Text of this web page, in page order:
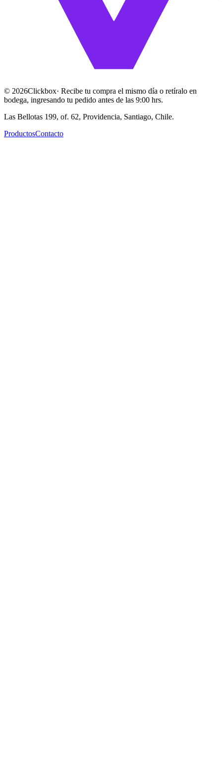
© 2026Clickbox· Recibe tu compra el mismo día o retíralo en
bodega, ingresando tu pedido antes de las 9:00 hrs.
Las Bellotas 199, of. 62, Providencia, Santiago, Chile.
ProductosContacto